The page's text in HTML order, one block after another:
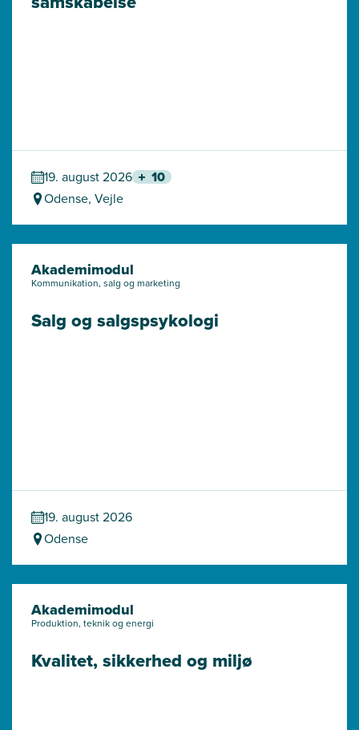
19. august 2026
10
Odense, Vejle
Akademimodul
Kommunikation, salg og marketing
Salg og salgspsykologi
19. august 2026
Odense
Akademimodul
Produktion, teknik og energi
Kvalitet, sikkerhed og miljø